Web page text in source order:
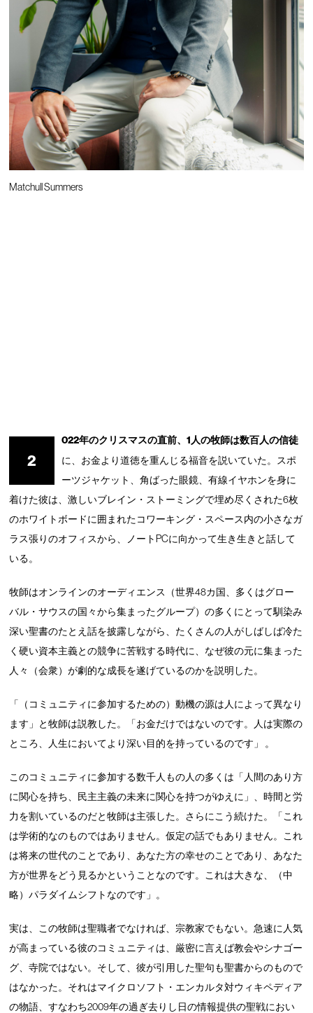
Matchull Summers
2
022年のクリスマスの直前、1人の牧師は数百人の信徒
に、お金より道徳を重んじる福音を説いていた。スポ
ーツジャケット、角ばった眼鏡、有線イヤホンを身に
着けた彼は、激しいブレイン・ストーミングで埋め尽くされた6枚
のホワイトボードに囲まれたコワーキング・スペース内の小さなガ
ラス張りのオフィスから、ノートPCに向かって生き生きと話して
いる。
牧師はオンラインのオーディエンス（世界48カ国、多くはグロー
バル・サウスの国々から集まったグループ）の多くにとって馴染み
深い聖書のたとえ話を披露しながら、たくさんの人がしばしば冷た
く硬い資本主義との競争に苦戦する時代に、なぜ彼の元に集まった
人々（会衆）が劇的な成長を遂げているのかを説明した。
「（コミュニティに参加するための）動機の源は人によって異なり
ます」と牧師は説教した。「お金だけではないのです。人は実際の
ところ、人生においてより深い目的を持っているのです」 。
このコミュニティに参加する数千人もの人の多くは「人間のあり方
に関心を持ち、民主主義の未来に関心を持つがゆえに」、時間と労
力を割いているのだと牧師は主張した。さらにこう続けた。「これ
は学術的なのものではありません。仮定の話でもありません。これ
は将来の世代のことであり、あなた方の幸せのことであり、あなた
方が世界をどう見るかということなのです。これは大きな、（中
略）パラダイムシフトなのです」。
実は、この牧師は聖職者でなければ、宗教家でもない。急速に人気
が高まっている彼のコミュニティは、厳密に言えば教会やシナゴー
グ、寺院ではない。そして、彼が引用した聖句も聖書からのもので
はなかった。それはマイクロソフト・エンカルタ対ウィキペディア
の物語、すなわち2009年の過ぎ去りし日の情報提供の聖戦におい